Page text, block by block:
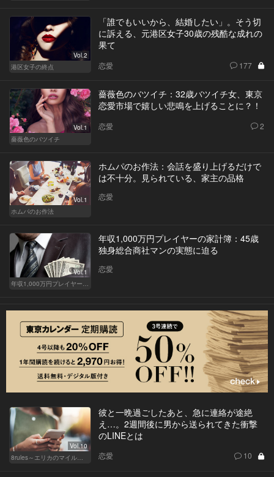
Vol.2
港区女子の終点
「誰でもいいから、結婚したい」。そう切
に訴える、元港区女子30歳の残酷な成れの
果て
恋愛 177
Vol.1
薔薇色のバツイチ
薔薇色のバツイチ：32歳バツイチ女、東京
恋愛市場で嬉しい悲鳴を上げることに？！
恋愛 2
Vol.1
ホムパのお作法
ホムパのお作法：会話を盛り上げるだけで
は不十分。見られている、家主の品格
恋愛
Vol.1
年収1,000万円プレイヤーの家計簿
年収1,000万円プレイヤーの家計簿：45歳
独身総合商社マンの実態に迫る
恋愛
Vol.10
彼と一晩過ごしたあと、急に連絡が途絶
え…。2週間後に男から送られてきた衝撃
のLINEとは
恋愛 10